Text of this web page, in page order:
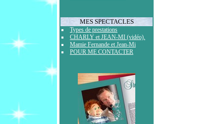
MES SPECTACLES
Types de prestations
CHARLY et JEAN-MI (vidéo).
Mamie Fernande et Jean-Mi
POUR ME CONTACTER